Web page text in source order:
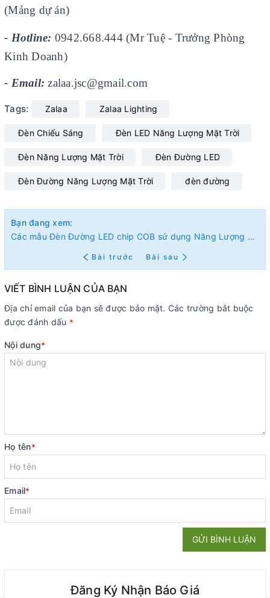
(Mảng dự án)
- Hotline: 0942.668.444 (Mr Tuệ - Trưởng Phòng
Kinh Doanh)
- Email: zalaa.jsc@gmail.com
Tags: Zalaa Zalaa Lighting
Đèn Chiếu Sáng Đèn LED Năng Lượng Mặt Trời
Đèn Năng Lượng Mặt Trời Đèn Đường LED
Đèn Đường Năng Lượng Mặt Trời đèn đường
Bạn đang xem:
Các mẫu Đèn Đường LED chip COB sử dụng Năng Lượng Mặt Trời dành cho dự án
Bài trước Bài sau
VIẾT BÌNH LUẬN CỦA BẠN
Địa chỉ email của bạn sẽ được bảo mật. Các trường bắt buộc
được đánh dấu *
Nội dung*
Họ tên*
Email*
GỬI BÌNH LUẬN
Đăng Ký Nhận Báo Giá